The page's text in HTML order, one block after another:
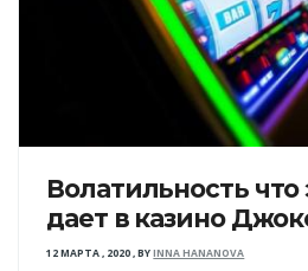
Волатильность что
дает в казино
12 МАРТА , 2020,BYINNA HANANOVA